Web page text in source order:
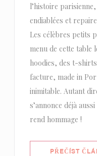
l’histoire
endiablées et
Les célèbres petits
menu de cette table
hoodies, des t-
facture, made in
inimitable. Autant
s’annonce déjà
rend hommage !
PŘEČÍST